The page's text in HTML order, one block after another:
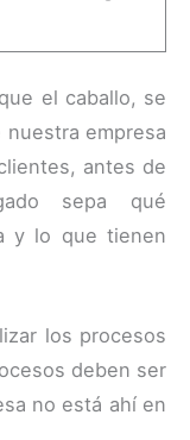
el caballo, se
empresa
antes de
sepa qué
y lo que tienen
los procesos
deben ser
no está ahí en